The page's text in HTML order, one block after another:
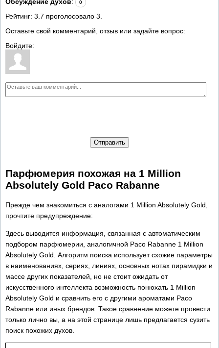
0
Рейтинг: 3.7 проголосовало 3
Оставьте свой комментарий, отзыв или задайте вопрос:
Войдите:
Отправить
Парфюмерия похожая на 1 Million
Absolutely Gold Paco Rabanne
Прежде чем знакомиться с аналогами 1 Million Absolutely Gold,
прочтите предупреждение:
Здесь выводится информация, связанная с автоматическим
подбором парфюмерии, аналогичной Paco Rabanne 1 Million
Absolutely Gold. Алгоритм поиска использует схожие параметры
в наименованиях, сериях, линиях, основных нотах пирамидки и
массе других показателей, но не стоит ожидать от
искусственного интеллекта возможность понюхать 1 Million
Absolutely Gold и сравнить его с другими ароматами Paco
Rabanne или иных брендов. Такое сравнение можете провести
только лично вы, а на этой странице лишь предлагается сузить
поиск похожих духов.